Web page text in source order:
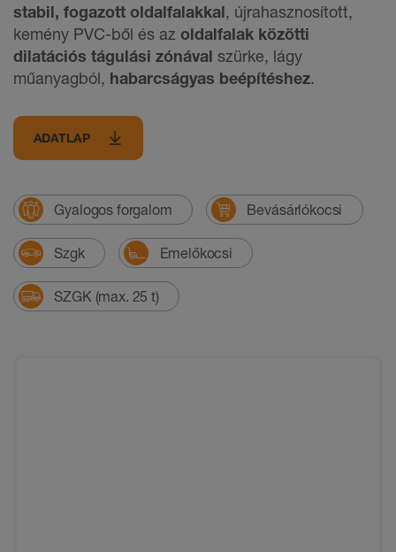
stabil, fogazott oldalfalakkal, újrahasznosított,
kemény PVC-ből és az oldalfalak közötti
dilatációs tágulási zónával szürke, lágy
műanyagból, habarcságyas beépítéshez.
ADATLAP
Gyalogos forgalom Bevásárlókocsi
Szgk Emelőkocsi
SZGK (max. 25 t)